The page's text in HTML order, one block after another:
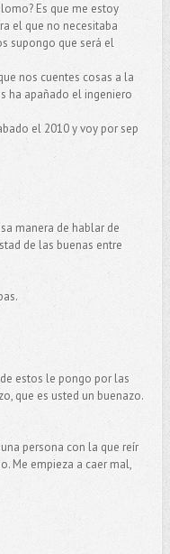
Es que me estoy
el que no necesitaba
supongo que será el
nos cuentes cosas a la
ha apañado el ingeniero
el 2010 y voy por sep
manera de hablar de
de las buenas entre
estos le pongo por las
que es usted un buenazo.
persona con la que reír
Me empieza a caer mal,